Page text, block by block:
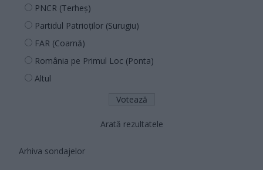
PNCR (Terheș)
Partidul Patrioților (Surugiu)
FAR (Coarnă)
România pe Primul Loc (Ponta)
Altul
Arată rezultatele
Arhiva sondajelor